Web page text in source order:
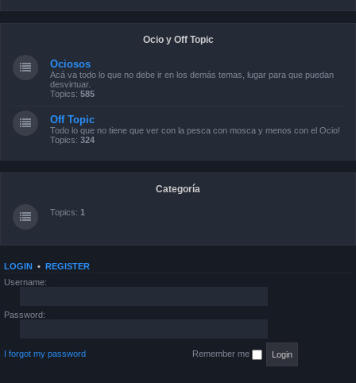
Ocio y Off Topic
Ociosos
Acá va todo lo que no debe ir en los demás temas, lugar para que puedan
desvirtuar.
Topics: 585
Off Topic
Todo lo que no tiene que ver con la pesca con mosca y menos con el Ocio!
Topics: 324
Categoría
Topics: 1
LOGIN • REGISTER
Username:
Password:
I forgot my password Remember me